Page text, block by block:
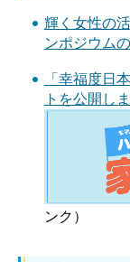
輝く女性の
ンポジウム
「幸福度日
トを公開し
ンク）